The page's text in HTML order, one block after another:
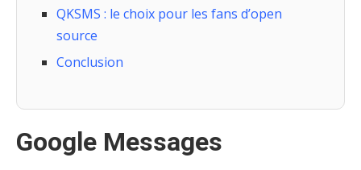
QKSMS : le choix pour les fans d’open
source
Conclusion
Google Messages